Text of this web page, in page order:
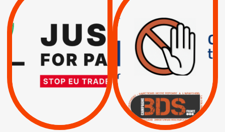
SUSPENSION
TOTALE DE
L’ACCORD
D’ASSOCIATION UE-
ISRAËL
| Actus Pétitions
RESPECT DU DROIT
INTERNATIONAL ?
TRUMP, MACRON :
MÊME COMBAT
| Actus |
| Boycott militaire |
Lettres d'interpellation